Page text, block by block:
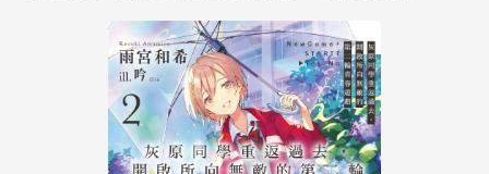
查詢
【公告】因 Readmoo 讀墨系統維護中，本站同步暫
停部分閱讀服務